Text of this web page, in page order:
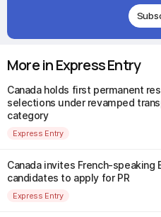
More in Express Entry
Canada holds first permanent
selections under revamped
category
Express Entry
Canada invites French-speaking
candidates to apply for PR
Express Entry